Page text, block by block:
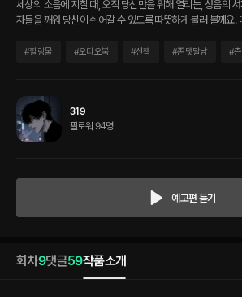
세상의 소음에 지칠 때, 오직 당신만을 위해 열리는, 성음의
자들을 깨워 당신이 쉬어갈 수 있도록 따뜻하게 불러 볼께요.
과 문장 사이, 그 숨결의 행간에서 진정한 휴식이 시작됩니다.
#힐링물 #오디오북 #산책 #존댓말남 #
319
팔로워 94명
예고편 듣기
회차9댓글59작품소개